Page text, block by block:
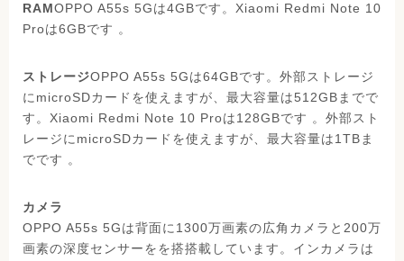
RAMOPPO A55s 5Gは4GBです。Xiaomi Redmi Note 10
Proは6GBです 。
ストレージOPPO A55s 5Gは64GBです。外部ストレージ
にmicroSDカードを使えますが、最大容量は512GBまでで
す。Xiaomi Redmi Note 10 Proは128GBです 。外部スト
レージにmicroSDカードを使えますが、最大容量は1TBま
でです 。
カメラ
OPPO A55s 5Gは背面に1300万画素の広角カメラと200万
画素の深度センサーをを搭搭載しています。インカメラは